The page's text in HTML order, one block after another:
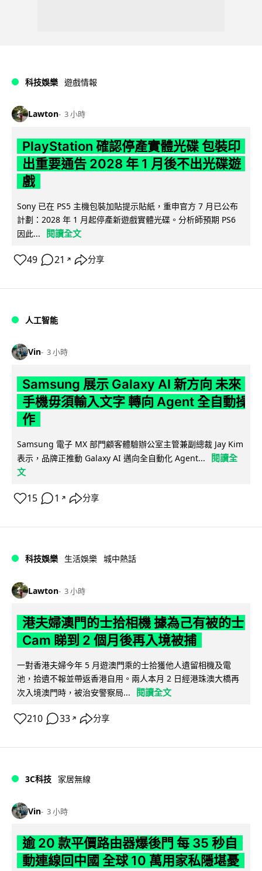
科技娛樂 遊戲情報
Lawton 3 小時
PlayStation 確認停產實體光碟 包裝印
出重要通告 2028 年 1 月後不出光碟遊
戲
Sony 已在 PS5 主機包裝加貼提示貼紙，重申官方 7 月已公布
計劃：2028 年 1 月起停產新遊戲實體光碟。分析師預期 PS6
因此...
閱讀全文
49 21 ↗ 分享
人工智能
Vin 3 小時
Samsung 展示 Galaxy AI 新方向 未來
手機毋須輸入文字 轉向 Agent 全自動操
作
Samsung 電子 MX 部門顧客體驗辦公室主管兼副總裁 Jay Kim
表示，品牌正推動 Galaxy AI 邁向全自動化 Agent...
閱讀全
文
15 1 ↗ 分享
科技娛樂 生活娛樂 城中熱話
Lawton 3 小時
港夫婦澳門的士拾相機 據為己有被的士
Cam 睇到 2 個月後再入境被捕
一對香港夫婦今年 5 月遊澳門乘的士拾獲他人遺留相機及電
池，拾遺不報並帶返香港自用。兩人本月 2 日經港珠澳大橋再
次入境澳門時，被治安警察局...
閱讀全文
210 33 ↗ 分享
3C科技 家居無線
Vin 3 小時
逾 20 款平價路由器爆後門 每 35 秒自
動連線回中國 全球 10 萬用家私隱堪憂